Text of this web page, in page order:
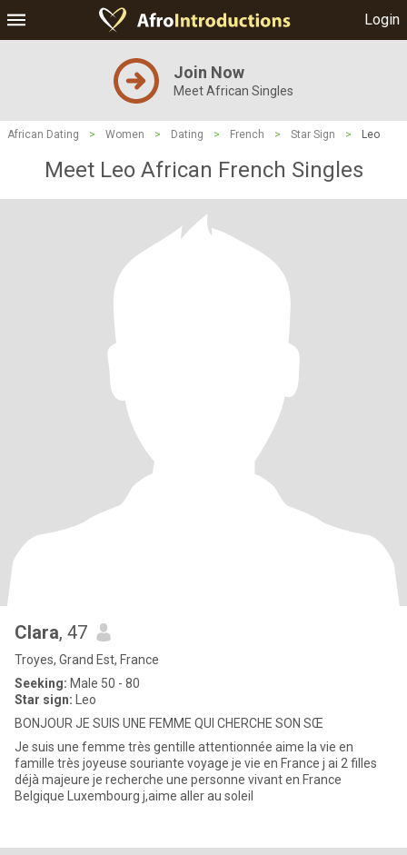
Login
Join Now
Meet African Singles
African Dating > Women > Dating > French > Star Sign > Leo
Meet Leo African French Singles
Clara, 47
Troyes, Grand Est, France
Seeking: Male 50 - 80
Star sign: Leo
BONJOUR JE SUIS UNE FEMME QUI CHERCHE SON SŒ
Je suis une femme très gentille attentionnée aime la vie en
famille très joyeuse souriante voyage je vie en France j ai 2 filles
déjà majeure je recherche une personne vivant en France
Belgique Luxembourg j,aime aller au soleil